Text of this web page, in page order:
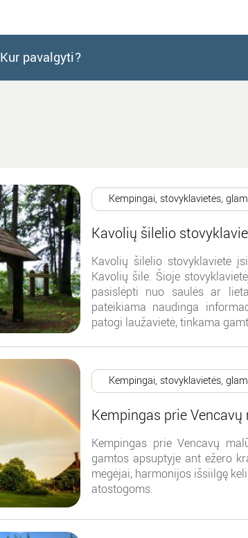
Kur pavalgyti?
Kempingai, stovyklavietės,
Kavolių šilelio
Kavolių šilelio stovyklavietė
Kavolių šile. Šioje
pasislėpti nuo saulės ar
pateikiama naudinga
patogi laužavietė, tinkama
Kempingai, stovyklavietės,
Kempingas prie
Kempingas prie Vencavų
gamtos apsuptyje ant ežero
mėgėjai, harmonijos išsiilgę
atostogoms.